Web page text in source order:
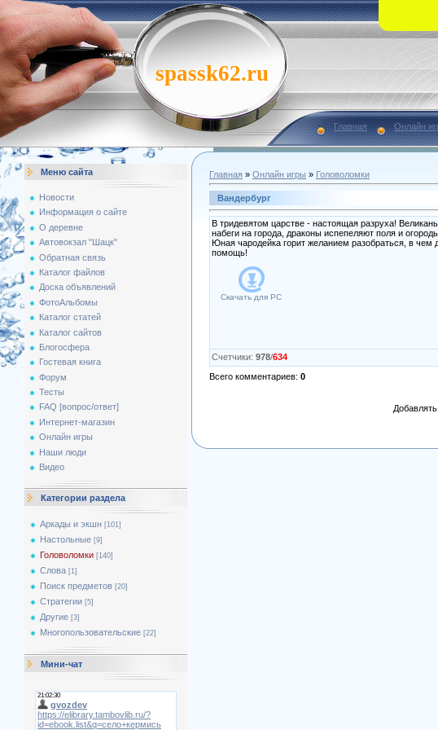
spassk62.ru
Главная Онлайн
Меню сайта
Новости
Информация о сайте
О деревне
Автовокзал "Шацк"
Обратная связь
Каталог файлов
Доска объявлений
ФотоАльбомы
Каталог статей
Каталог сайтов
Блогосфера
Гостевая книга
Форум
Тесты
FAQ [вопрос/ответ]
Интернет-магазин
Онлайн игры
Наши люди
Видео
Категории раздела
Аркады и экшн [101]
Настольные [9]
Головоломки [140]
Слова [1]
Поиск предметов [20]
Стратегии [5]
Другие [3]
Многопользовательские [22]
Мини-чат
Главная » Онлайн игры » Головоломки
Вандербург
В тридевятом царстве - настоящая разруха!
набеги на города, драконы испепеляют поля и
Юная чародейка горит желанием разобраться, в чем
помощь!
Скачать для PC
Счетчики: 978/634
Всего комментариев: 0